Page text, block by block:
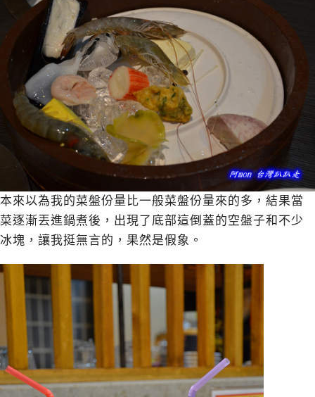
本來以為我的菜盤份量比一般菜盤份量來的多，結果當
菜逐漸丟進鍋煮後，出現了底部這倒蓋的空盤子和不少
冰塊，讓我挺無言的，果然是假象。